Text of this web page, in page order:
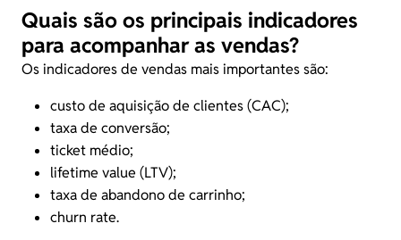
Quais são os principais indicadores
para acompanhar as vendas?
Os indicadores de vendas mais importantes são:
custo de aquisição de clientes (CAC);
taxa de conversão;
ticket médio;
lifetime value (LTV);
taxa de abandono de carrinho;
churn rate.